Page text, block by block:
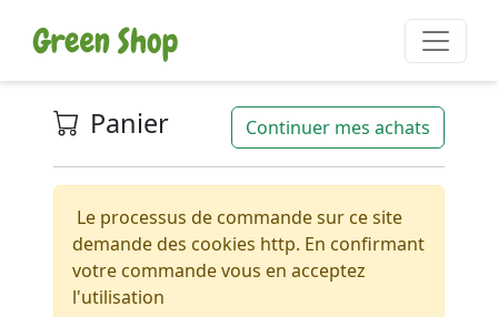
Panier Continuer mes achats
Le processus de commande sur ce site
demande des cookies http. En confirmant
votre commande vous en acceptez
l'utilisation